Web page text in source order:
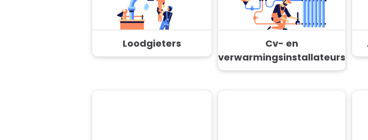
Loodgieters
Cv- en
verwarmingsinstallateurs